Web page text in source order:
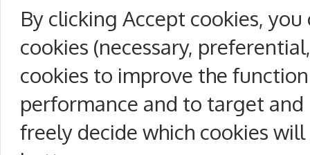
By clicking Accept cookies,
cookies (necessary,
cookies to improve the
performance and to target and
freely decide which cookies